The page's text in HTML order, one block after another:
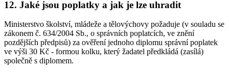
12. Jaké jsou poplatky a jak je lze uhradit
Ministerstvo školství, mládeže a tělovýchovy požaduje (v souladu se
zákonem č. 634/2004 Sb., o správních poplatcích, ve znění
pozdějších předpisů) za ověření jednoho diplomu správní poplatek
ve výši 30 Kč - formou kolku, který žadatel předkládá (zasílá)
společně s diplomem.